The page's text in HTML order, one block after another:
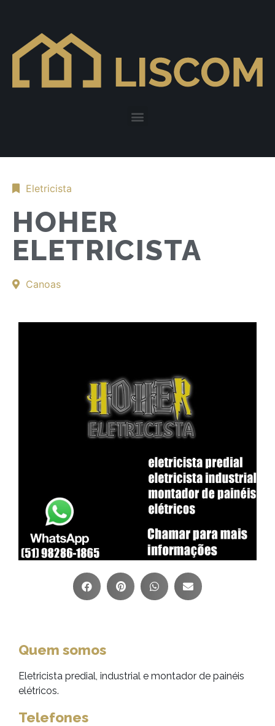
Eletricista
HOHER
ELETRICISTA
Canoas
Quem somos
Eletricista predial, industrial e montador de painéis
elétricos.
Telefones